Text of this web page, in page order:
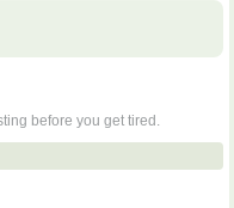
before you get tired.